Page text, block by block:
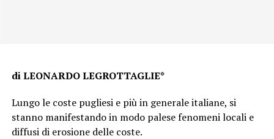
di LEONARDO LEGROTTAGLIE*
Lungo le coste pugliesi e più in generale italiane, si
stanno manifestando in modo palese fenomeni locali e
diffusi di erosione delle coste.